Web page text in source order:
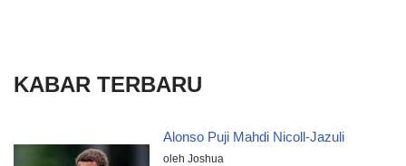
KABAR TERBARU
Alonso Puji Mahdi Nicoll-Jazuli
oleh Joshua